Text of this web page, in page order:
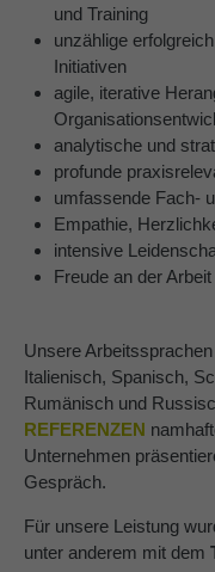
und Training
unzählige
Initiativen
agile, iterative
analytische und
profunde
umfassende Fach-
Empathie,
intensive
Freude an der
Unsere
Italienisch, Spanisch,
Rumänisch und
REFERENZEN
Unternehmen
Gespräch.
Für unsere Leistung
unter anderem mit dem